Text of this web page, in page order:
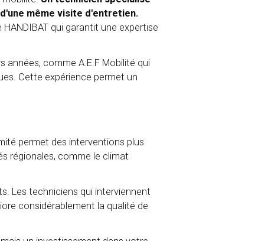
même visite d'entretien.
qui garantit une expertise
années, comme A.E.F Mobilité qui
Cette expérience permet un
permet des interventions plus
régionales, comme le climat
Les techniciens qui interviennent
considérablement la qualité de